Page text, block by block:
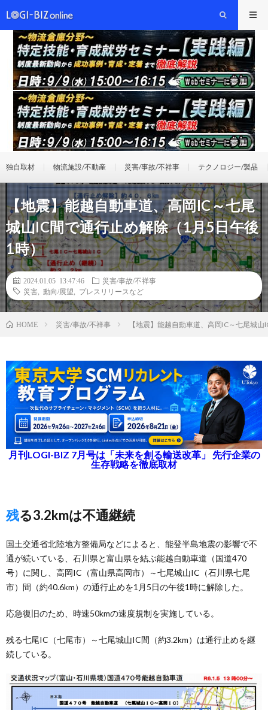
独自取材 物流施設/不動産 災害/事故/不祥事 テクノロジー/製品
【地震】能越自動車道、高岡IC～七尾
城山IC間で通行止め解除（1月5日午後
1時）
2024.01.05 13:47:46
災害/事故/不祥事
災害
動向/展望 プレスリリースなど
HOME 災害/事故/不祥事 【地震】能越自動車道、高岡IC～七尾城
月刊LOGI-BIZ 7月号は「未来を創る輸送改革」 先行企業の
生存戦略を徹底取材
残る3.2kmは不通継続
国土交通省北陸地方整備局などによると、能登半島地震の影響で不
通が続いている、石川県と富山県を結ぶ能越自動車道（国道470
号）に関し、高岡IC（富山県高岡市）～七尾城山IC（石川県七尾
市）間（約40.6km）の通行止めを1月5日の午後1時に解除した。
応急復旧のため、時速50kmの速度規制を実施している。
残る七尾IC（七尾市）～七尾城山IC間（約3.2km）は通行止めを継
続している。